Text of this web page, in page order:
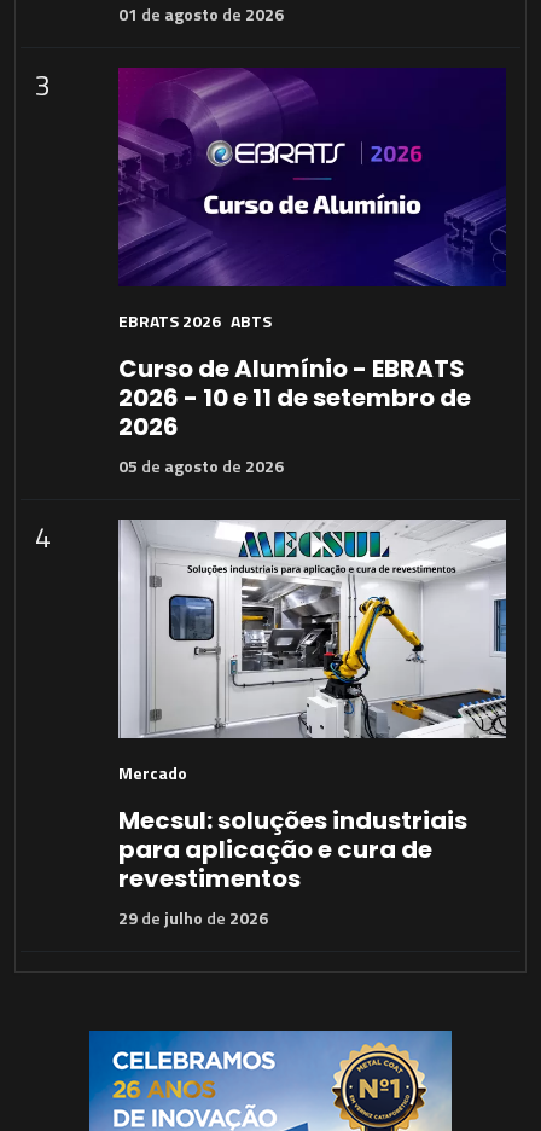
01 de agosto de 2026
3
EBRATS 2026 ABTS
Curso de Alumínio - EBRATS
2026 - 10 e 11 de setembro de
2026
05 de agosto de 2026
4
Mercado
Mecsul: soluções industriais
para aplicação e cura de
revestimentos
29de julho de 2026